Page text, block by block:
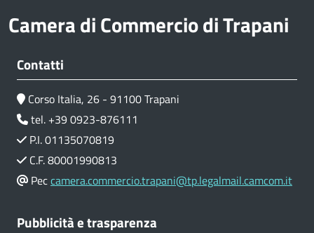
Camera di Commercio di Trapani
Contatti
Corso Italia, 26 - 91100 Trapani
tel. +39 0923-876111
P.I. 01135070819
C.F. 80001990813
Peccamera.commercio.trapani@tp.legalmail.camcom.it
Pubblicità e trasparenza